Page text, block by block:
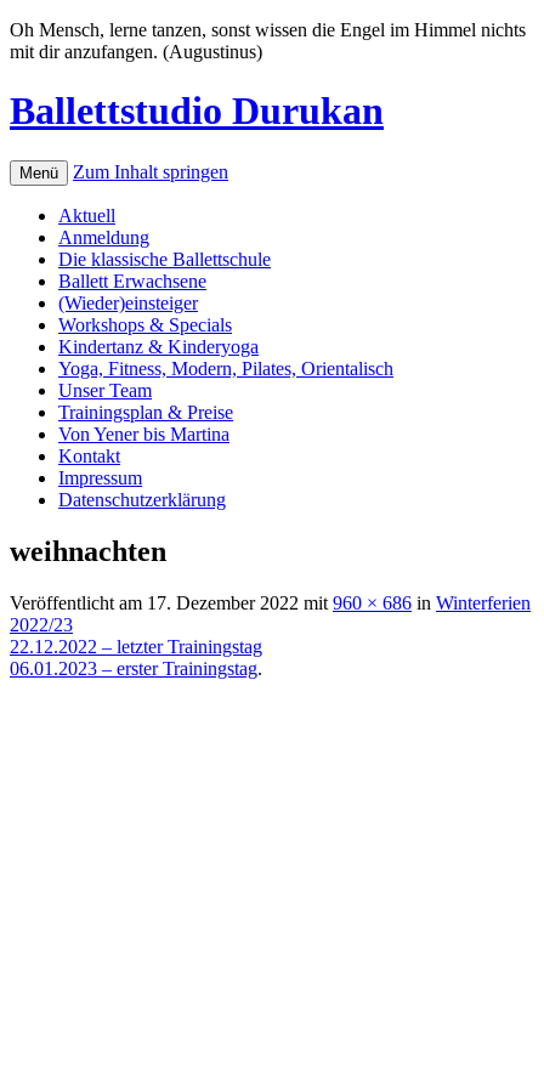
Oh Mensch, lerne tanzen, sonst wissen die Engel im Himmel nichts
mit dir anzufangen. (Augustinus)
Ballettstudio Durukan
Menü Zum Inhalt springen
Aktuell
Anmeldung
Die klassische Ballettschule
Ballett Erwachsene
(Wieder)einsteiger
Workshops & Specials
Kindertanz & Kinderyoga
Yoga, Fitness, Modern, Pilates, Orientalisch
Unser Team
Trainingsplan & Preise
Von Yener bis Martina
Kontakt
Impressum
Datenschutzerklärung
weihnachten
Veröffentlicht am 17. Dezember 2022 mit 960 × 686 in Winterferien
2022/23
22.12.2022 – letzter Trainingstag
06.01.2023 – erster Trainingstag.